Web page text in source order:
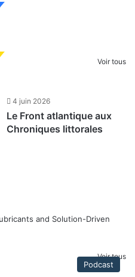
Voir tous
4 juin 2026
Le Front atlantique aux
Chroniques littorales
Voir tous
Podcast